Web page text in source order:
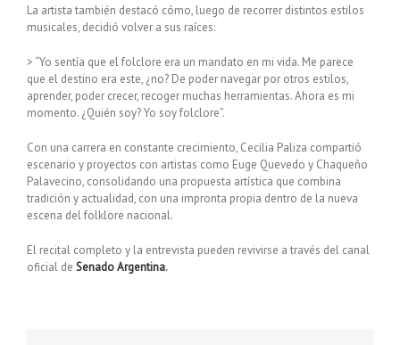
La artista también destacó cómo, luego de recorrer distintos estilos
musicales, decidió volver a sus raíces:
> “Yo sentía que el folclore era un mandato en mi vida. Me parece
que el destino era este, ¿no? De poder navegar por otros estilos,
aprender, poder crecer, recoger muchas herramientas. Ahora es mi
momento. ¿Quién soy? Yo soy folclore”.
Con una carrera en constante crecimiento, Cecilia Paliza compartió
escenario y proyectos con artistas como Euge Quevedo y Chaqueño
Palavecino, consolidando una propuesta artística que combina
tradición y actualidad, con una impronta propia dentro de la nueva
escena del folklore nacional.
El recital completo y la entrevista pueden revivirse a través del canal
oficial de Senado Argentina.